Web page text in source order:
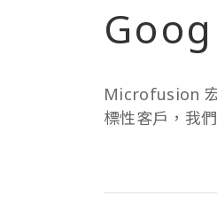
Microfusion
標性客戶，我